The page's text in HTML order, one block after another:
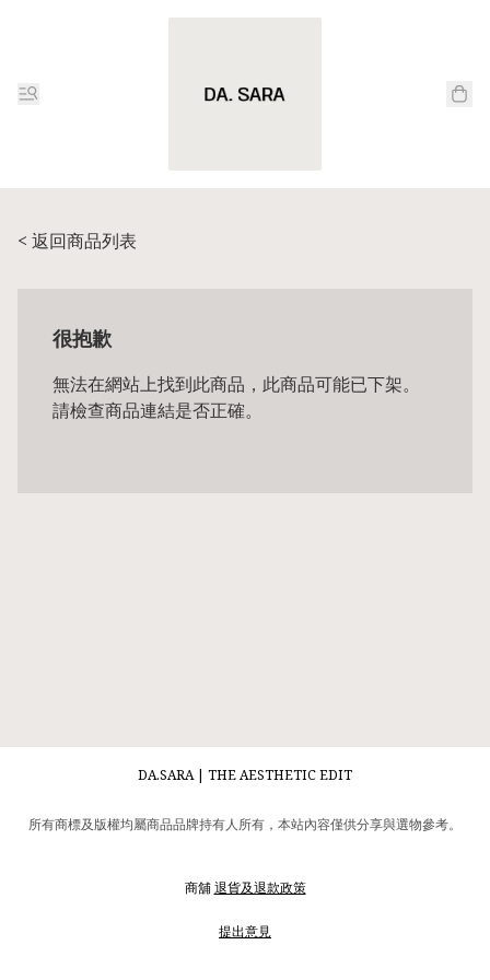
< 返回商品列表
很抱歉
無法在網站上找到此商品，此商品可能已下架。
請檢查商品連結是否正確。
DA.SARA | THE AESTHETIC EDIT
所有商標及版權均屬商品品牌持有人所有，本站內容僅供分享與選物參考。
商舖退貨及退款政策
提出意見